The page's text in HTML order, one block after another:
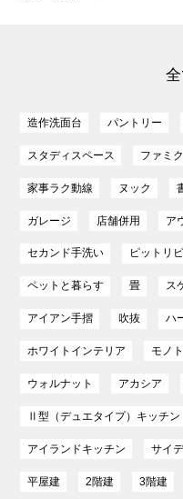
造作洗面台 パントリー
スタディスペース ファミ
家事ラク動線 ヌック
ガレージ 店舗併用 ア
セカンド手洗い ピットリ
ペットと暮らす 畳 ス
アイアン手摺 吹抜 ハ
ホワイトインテリア モノ
ウォルナット アカシア
Ⅱ型（デュエタイプ）キッチン
アイランドキッチン サイ
平屋建 2階建 3階建